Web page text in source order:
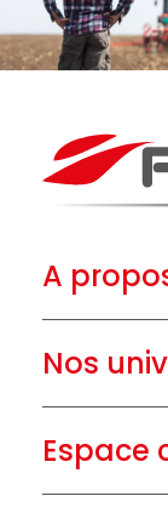
A
Nos
Espace